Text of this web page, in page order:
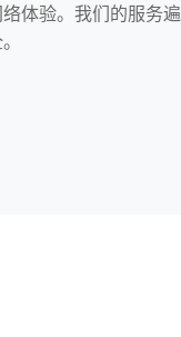
体验。我们的服务遍